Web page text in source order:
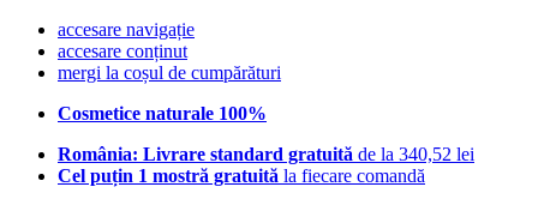
accesare navigație
accesare conținut
mergi la coșul de cumpărături
Cosmetice naturale 100%
România: Livrare standard gratuită de la 340,52 lei
Cel puțin 1 mostră gratuită la fiecare comandă